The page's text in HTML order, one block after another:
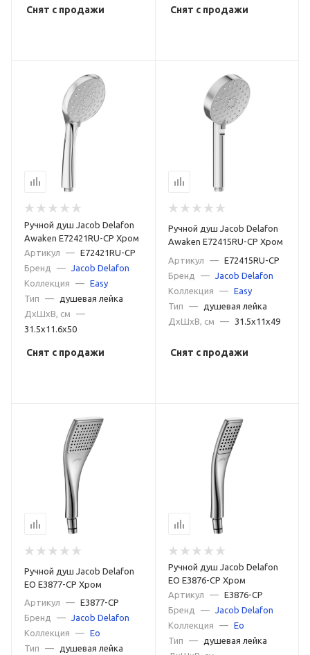
Снят с продажи Снят с продажи
Ручной душ Jacob Delafon
Awaken E72421RU-CP Хром
Артикул
— E72421RU-CP
Бренд
—
Jacob Delafon
Коллекция
— Easy
Тип
—
душевая лейка
ДxШxВ, см
—
31.5x11.6x50
Снят с продажи
Ручной душ Jacob Delafon
Awaken E72415RU-CP Хром
Артикул
—
E72415RU-CP
Бренд
—
Jacob Delafon
Коллекция
—
Easy
Тип
—
душевая лейка
ДxШxВ, см
— 31.5x11x49
Снят с продажи
Ручной душ Jacob Delafon
EO E3877-CP Хром
Артикул
— E3877-CP
Бренд
— Jacob Delafon
Коллекция
— Eo
Тип
—
душевая лейка
Ручной душ Jacob Delafon
EO E3876-CP Хром
Артикул
—
E3876-CP
Бренд
—
Jacob Delafon
Коллекция
—
Eo
Тип
—
душевая лейка